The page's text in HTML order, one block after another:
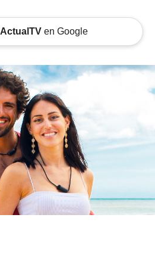
ActualTVen Google